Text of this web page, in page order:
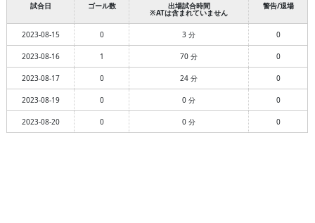
試合日 ゴール数 出場試合時間
※ATは含まれていません
警告/退場
2023-08-15 0 3 分 0
2023-08-16 1 70 分 0
2023-08-17 0 24 分 0
2023-08-19 0 0 分 0
2023-08-20 0 0 分 0